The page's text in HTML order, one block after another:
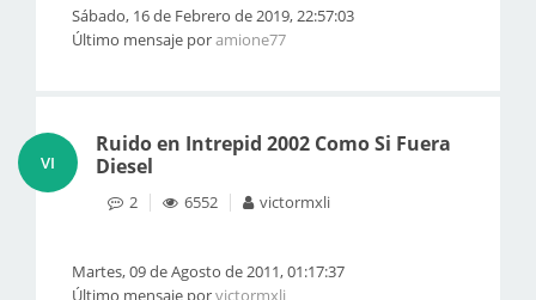
Sábado, 16 de Febrero de 2019, 22:57:03
Último mensaje poramione77
VI
Ruido en Intrepid 2002 Como Si Fuera
Diesel
2 6552 victormxli
Martes, 09 de Agosto de 2011, 01:17:37
Último mensaje porvictormxli